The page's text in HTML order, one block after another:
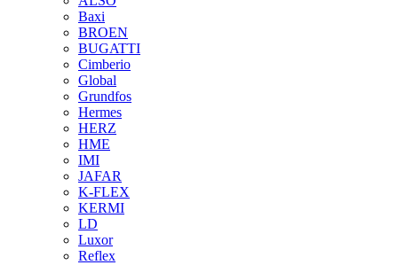
Baxi
BROEN
BUGATTI
Cimberio
Global
Grundfos
Hermes
HERZ
HME
IMI
JAFAR
K-FLEX
KERMI
LD
Luxor
Reflex